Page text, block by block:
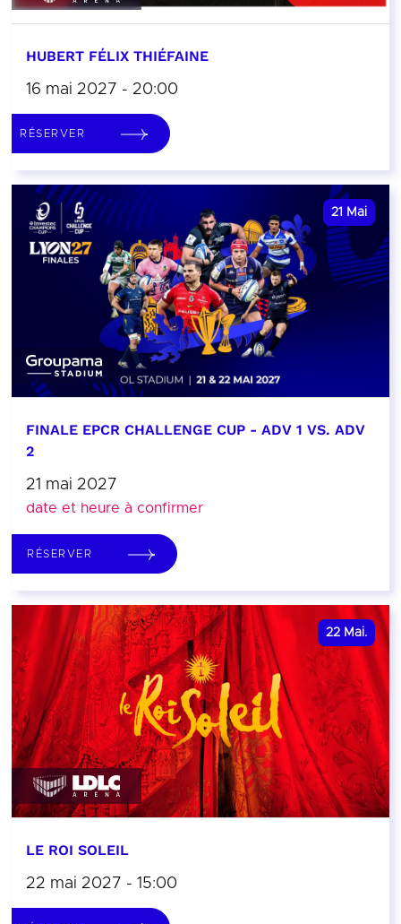
HUBERT FÉLIX THIÉFAINE
16 mai 2027 - 20:00
RÉSERVER
21 Mai
FINALE EPCR CHALLENGE CUP - ADV 1 VS. ADV
2
21 mai 2027
date et heure à confirmer
RÉSERVER
22 Mai.
LE ROI SOLEIL
22 mai 2027 - 15:00